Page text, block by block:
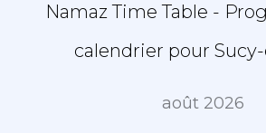
Namaz Time Table -
calendrier pour
août 2026